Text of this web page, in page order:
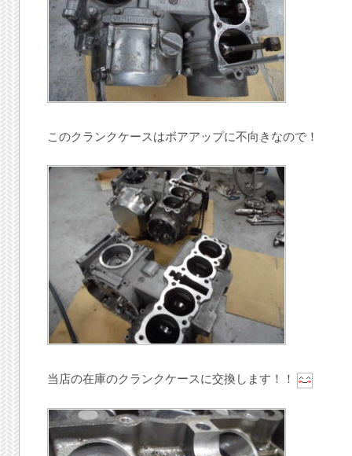
このクランクケースはボアアップに不向きなので！
当店の在庫のクランクケースに交換します！！